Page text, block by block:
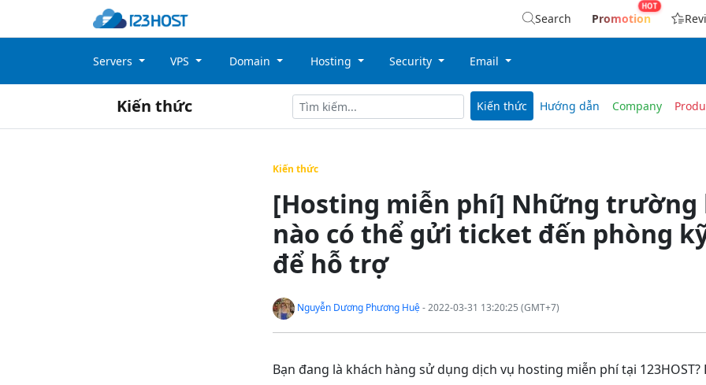
Search Promotion
Servers VPS Domain Hosting Security Email
Kiến thức Kiến thức Hướng dẫn Company
Kiến thức
[Hosting miễn phí] Những trường
nào có thể gửi ticket đến phòng
để hỗ trợ
Nguyễn Dương Phương Huệ- 2022-03-31 13:20:25 (GMT+7)
Bạn đang là khách hàng sử dụng dịch vụ hosting miễn phí tại 123HOST?